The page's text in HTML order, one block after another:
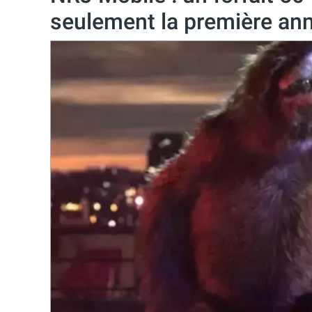
seulement la première